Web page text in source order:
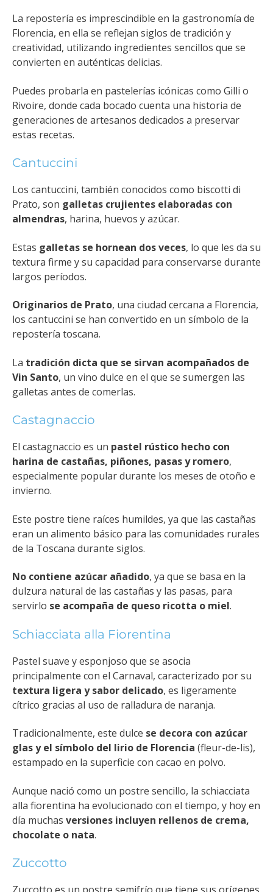
La repostería es imprescindible en la gastronomía de
Florencia, en ella se reflejan siglos de tradición y
creatividad, utilizando ingredientes sencillos que se
convierten en auténticas delicias.
Puedes probarla en pastelerías icónicas como Gilli o
Rivoire, donde cada bocado cuenta una historia de
generaciones de artesanos dedicados a preservar
estas recetas.
Cantuccini
Los cantuccini, también conocidos como biscotti di
Prato, son galletas crujientes elaboradas con
almendras, harina, huevos y azúcar.
Estas galletas se hornean dos veces, lo que les da su
textura firme y su capacidad para conservarse durante
largos períodos.
Originarios de Prato, una ciudad cercana a Florencia,
los cantuccini se han convertido en un símbolo de la
repostería toscana.
La tradición dicta que se sirvan acompañados de
Vin Santo, un vino dulce en el que se sumergen las
galletas antes de comerlas.
Castagnaccio
El castagnaccio es un pastel rústico hecho con
harina de castañas, piñones, pasas y romero,
especialmente popular durante los meses de otoño e
invierno.
Este postre tiene raíces humildes, ya que las castañas
eran un alimento básico para las comunidades rurales
de la Toscana durante siglos.
No contiene azúcar añadido, ya que se basa en la
dulzura natural de las castañas y las pasas, para
servirlo se acompaña de queso ricotta o miel.
Schiacciata alla Fiorentina
Pastel suave y esponjoso que se asocia
principalmente con el Carnaval, caracterizado por su
textura ligera y sabor delicado, es ligeramente
cítrico gracias al uso de ralladura de naranja.
Tradicionalmente, este dulce se decora con azúcar
glas y el símbolo del lirio de Florencia (fleur-de-lis),
estampado en la superficie con cacao en polvo.
Aunque nació como un postre sencillo, la schiacciata
alla fiorentina ha evolucionado con el tiempo, y hoy en
día muchas versiones incluyen rellenos de crema,
chocolate o nata.
Zuccotto